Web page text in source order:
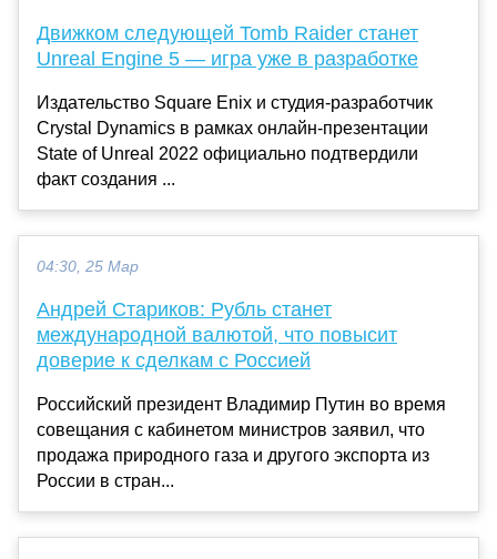
Движком следующей Tomb Raider станет
Unreal Engine 5 — игра уже в разработке
Издательство Square Enix и студия-разработчик
Crystal Dynamics в рамках онлайн-презентации
State of Unreal 2022 официально подтвердили
факт создания ...
04:30, 25 Мар
Андрей Стариков: Рубль станет
международной валютой, что повысит
доверие к сделкам с Россией
Российский президент Владимир Путин во время
совещания с кабинетом министров заявил, что
продажа природного газа и другого экспорта из
России в стран...